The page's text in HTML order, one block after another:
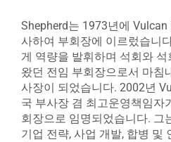
Shepherd는 1973년에
사하여 부회장에 이르렀습니
게 역량을 발휘하며 석회와
왔던 전임 부회장으로서 마침
사장이 되었습니다. 2002년
국 부사장 겸 최고운영책임자
회장으로 임명되었습니다. 그
기업 전략, 사업 개발, 합병 및